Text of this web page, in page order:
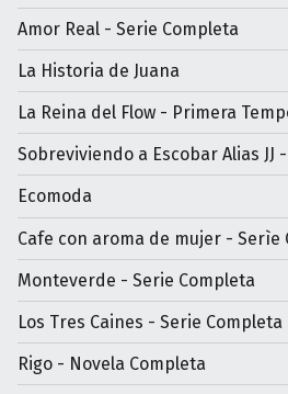
Amor Real - Serie Completa
La Historia de Juana
La Reina del Flow - Primera
Sobreviviendo a Escobar Alias JJ
Ecomoda
Cafe con aroma de mujer - Serìe
Monteverde - Serie Completa
Los Tres Caines - Serie Completa
Rigo - Novela Completa